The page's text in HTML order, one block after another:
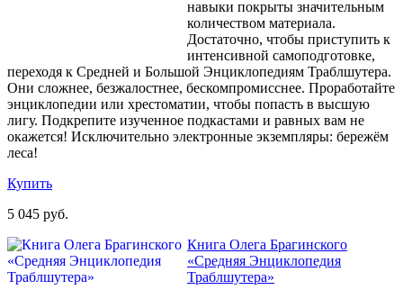
навыки покрыты значительным
количеством материала.
Достаточно, чтобы приступить к
интенсивной самоподготовке,
переходя к Средней и Большой Энциклопедиям Траблшутера.
Они сложнее, безжалостнее, бескомпромисснее. Проработайте
энциклопедии или хрестоматии, чтобы попасть в высшую
лигу. Подкрепите изученное подкастами и равных вам не
окажется! Исключительно электронные экземпляры: бережём
леса!
Купить
5 045 руб.
Книга Олега Брагинского
«Средняя Энциклопедия
Траблшутера»